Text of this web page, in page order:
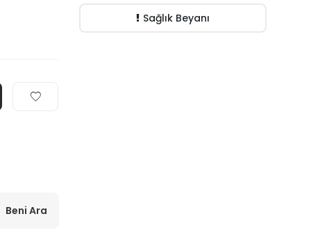
Sağlık Beyanı
Beni Ara